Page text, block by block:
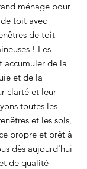
ménage pour
toit avec
de toit
! Les
accumuler de la
et de la
clarté et leur
toutes les
et les sols,
propre et prêt à
dès aujourd'hui
de qualité